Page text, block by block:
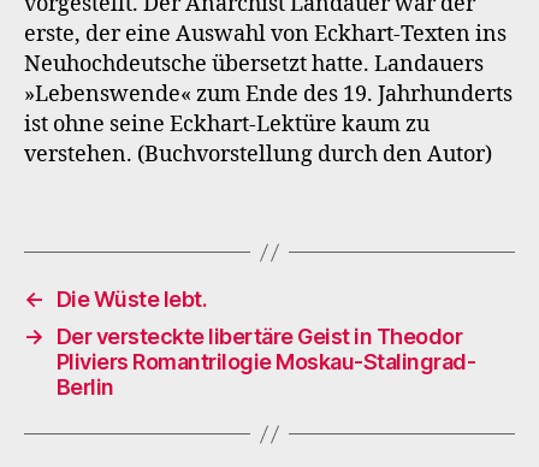
erste, der eine Auswahl von Eckhart-Texten ins
Neuhochdeutsche übersetzt hatte. Landauers
»Lebenswende« zum Ende des 19. Jahrhunderts
ist ohne seine Eckhart-Lektüre kaum zu
verstehen. (Buchvorstellung durch den Autor)
←
Die Wüste lebt.
→
Der versteckte libertäre Geist in Theodor
Pliviers Romantrilogie Moskau-Stalingrad-
Berlin